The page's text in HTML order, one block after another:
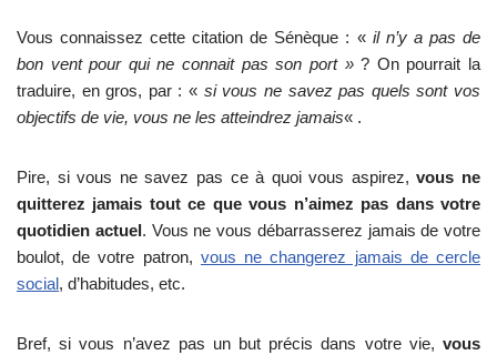
Vous connaissez cette citation de Sénèque : « il n’y a pas de
bon vent pour qui ne connait pas son port »? On pourrait la
traduire, en gros, par : « si vous ne savez pas quels sont vos
objectifs de vie, vous ne les atteindrez jamais« .
Pire, si vous ne savez pas ce à quoi vous aspirez,vous ne
quitterez jamais tout ce que vous n’aimez pas dans votre
quotidien actuel. Vous ne vous débarrasserez jamais de votre
boulot, de votre patron, vous ne changerez jamais de cercle
social, d’habitudes, etc.
Bref, si vous n’avez pas un but précis dans votre vie, vous